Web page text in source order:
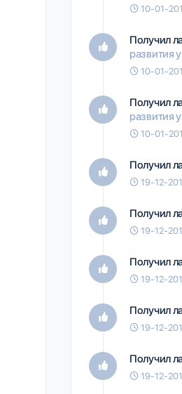
10-01-
Получил
развития
10-01-
Получил
развития
10-01-
Получил
19-12-
Получил
19-12-
Получил
19-12-
Получил
19-12-
Получил
19-12-